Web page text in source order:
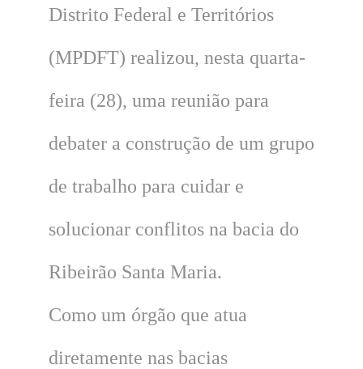
Distrito Federal e Territórios
(MPDFT) realizou, nesta quarta-
feira (28), uma reunião para
debater a construção de um grupo
de trabalho para cuidar e
solucionar conflitos na bacia do
Ribeirão Santa Maria.
Como um órgão que atua
diretamente nas bacias